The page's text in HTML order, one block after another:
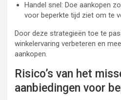
Handel snel: Doe aankopen
voor beperkte tijd ziet om te
Door deze strategieën toe te
winkelervaring verbeteren en
aankopen.
Risico’s van het
aanbiedingen voor